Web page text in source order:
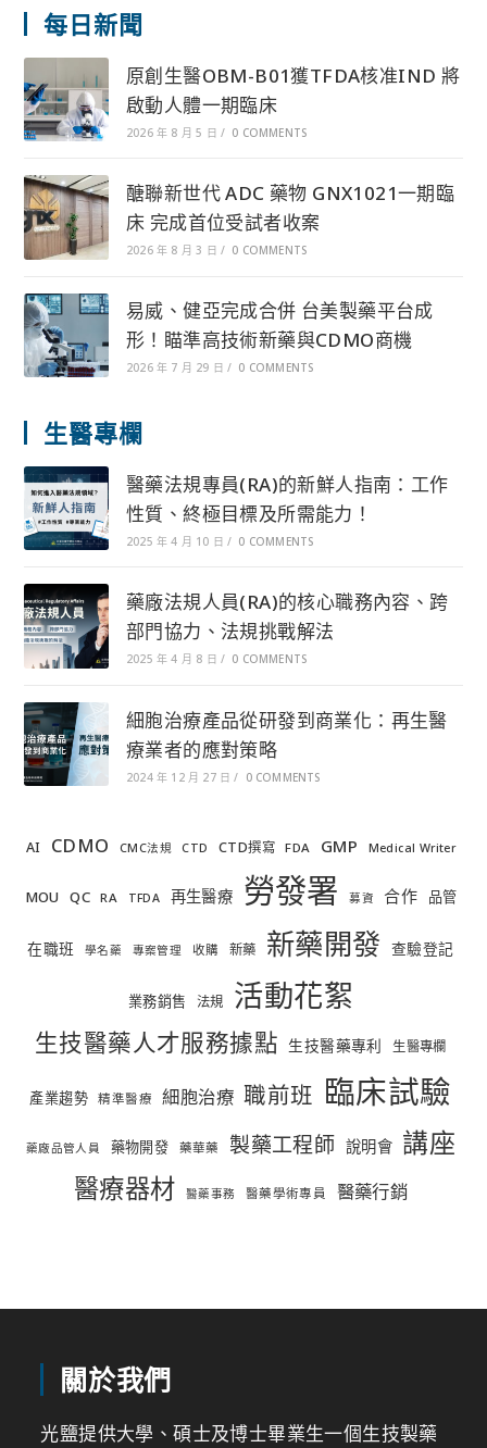
每日新聞
原創生醫OBM-B01獲TFDA核准IND 將
啟動人體一期臨床
2026 年 8 月 5 日 / 0 COMMENTS
醣聯新世代 ADC 藥物 GNX1021一期臨
床 完成首位受試者收案
2026 年 8 月 3 日 / 0 COMMENTS
易威、健亞完成合併 台美製藥平台成
形！瞄準高技術新藥與CDMO商機
2026 年 7 月 29 日 / 0 COMMENTS
生醫專欄
醫藥法規專員(RA)的新鮮人指南：工作
性質、終極目標及所需能力！
2025 年 4 月 10 日 / 0 COMMENTS
藥廠法規人員(RA)的核心職務內容、跨
部門協力、法規挑戰解法
2025 年 4 月 8 日 / 0 COMMENTS
細胞治療產品從研發到商業化：再生醫
療業者的應對策略
2024 年 12 月 27 日 / 0 COMMENTS
AI CDMO CMC法規 CTD CTD撰寫 FDA GMP Medical Writer
MOU QC RA TFDA 再生醫療 勞發署 募資 合作 品管
在職班 學名藥 專案管理 收購 新藥 新藥開發 查驗登記
業務銷售 法規 活動花絮
生技醫藥人才服務據點 生技醫藥專利 生醫專欄
產業趨勢 精準醫療 細胞治療 職前班 臨床試驗
藥廠品管人員 藥物開發 藥華藥 製藥工程師 說明會 講座
醫療器材 醫藥事務 醫藥學術專員 醫藥行銷
關於我們
光鹽提供大學、碩士及博士畢業生一個生技製藥